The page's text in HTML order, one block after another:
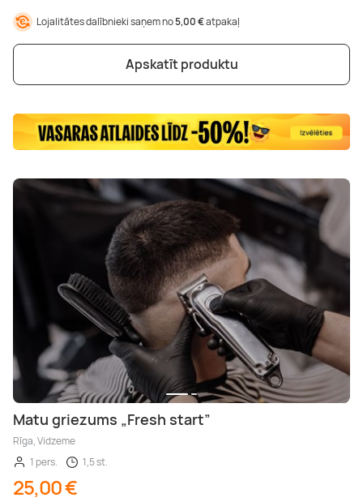
Lojalitātes dalībnieki saņem no5,00 €atpakaļ
Apskatīt produktu
Matu griezums „Fresh start”
Rīga, Vidzeme
1 pers.
1,5 st.
25,00 €